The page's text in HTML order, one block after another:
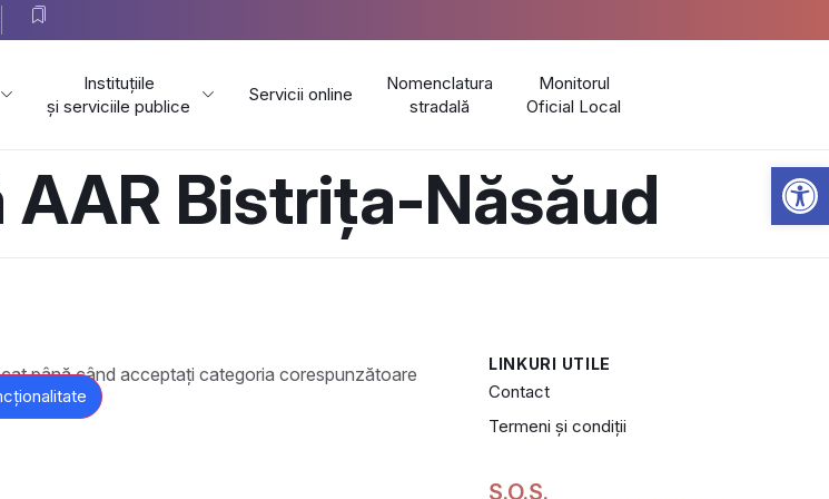
Instituțiile
și serviciile publice
Servicii online
Nomenclatura
stradală
Monitorul
Oficial Local
Bistrița-Năsăud
LINKURI UTILE
Contact
Termeni și condiții
S.O.S.